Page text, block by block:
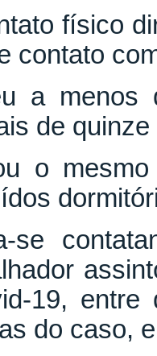
físico
contato
a menos
de
o
se
19,
do caso,